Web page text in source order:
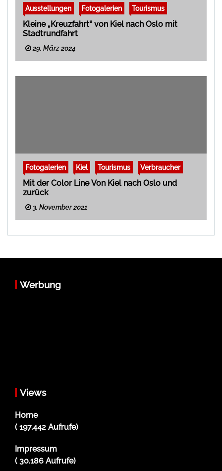
Ausstellungen Fotogalerien Tourismus
Kleine „Kreuzfahrt“ von Kiel nach Oslo mit
Stadtrundfahrt
29. März 2024
Fotogalerien Kiel Tourismus Verbraucher
Mit der Color Line Von Kiel nach Oslo und
zurück
3. November 2021
Werbung
Views
Home
( 197.442 Aufrufe)
Impressum
( 30.186 Aufrufe)